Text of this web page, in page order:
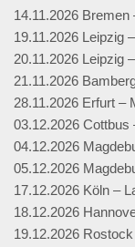
14.11.2026
19.11.2026 Leipzig
20.11.2026 Leipzig
21.11.2026
28.11.2026 Erfurt –
03.12.2026 Cottbus
04.12.2026
05.12.2026
17.12.2026 Köln –
18.12.2026
19.12.2026